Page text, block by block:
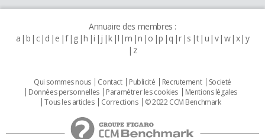
Annuaire des membres :
a b c d e f g h i j k l m n o p q r s t u v w x y
z
Qui sommes nous Contact Publicité Recrutement
Societé
Données personnelles
Paramétrer les cookies
Mentions légales
Tous les articles
Corrections © 2022 CCM Benchmark